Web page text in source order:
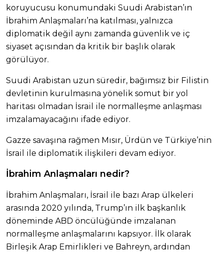
koruyucusu konumundaki Suudi Arabistan’ın
İbrahim Anlaşmaları’na katılması, yalnızca
diplomatik değil aynı zamanda güvenlik ve iç
siyaset açısından da kritik bir başlık olarak
görülüyor.
Suudi Arabistan uzun süredir, bağımsız bir Filistin
devletinin kurulmasına yönelik somut bir yol
haritası olmadan İsrail ile normalleşme anlaşması
imzalamayacağını ifade ediyor.
Gazze savaşına rağmen Mısır, Ürdün ve Türkiye’nin
İsrail ile diplomatik ilişkileri devam ediyor.
İbrahim Anlaşmaları nedir?
İbrahim Anlaşmaları, İsrail ile bazı Arap ülkeleri
arasında 2020 yılında, Trump’ın ilk başkanlık
döneminde ABD öncülüğünde imzalanan
normalleşme anlaşmalarını kapsıyor. İlk olarak
Birleşik Arap Emirlikleri ve Bahreyn, ardından